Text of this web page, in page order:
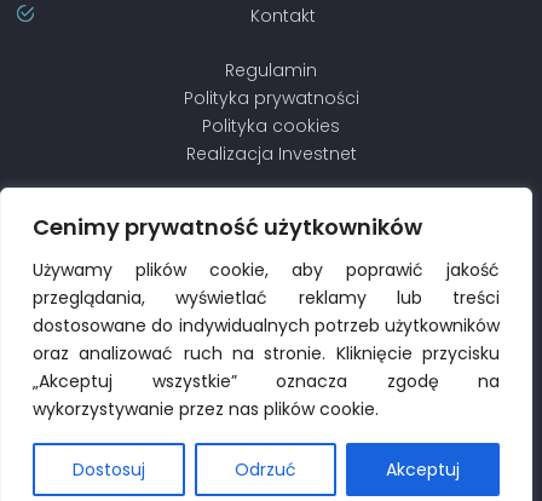
Cenimy prywatność użytkowników
Używamy plików cookie, aby poprawić jakość
przeglądania, wyświetlać reklamy lub treści
dostosowane do indywidualnych potrzeb użytkowników
oraz analizować ruch na stronie. Kliknięcie przycisku
„Akceptuj wszystkie” oznacza zgodę na
wykorzystywanie przez nas plików cookie.
Dostosuj Odrzuć Akceptuj
Kontakt
Regulamin
Polityka prywatności
Polityka cookies
Realizacja Investnet